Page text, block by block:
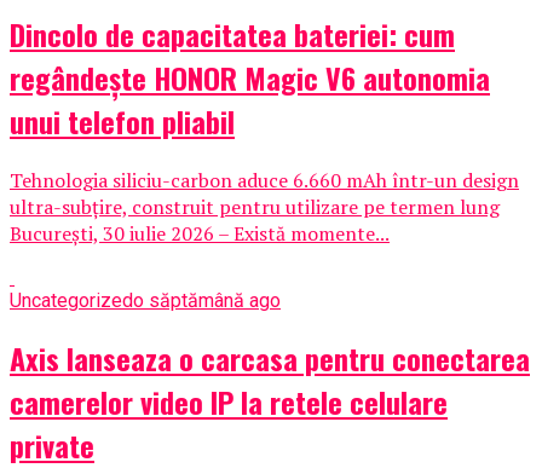
Dincolo de capacitatea bateriei: cum
regândește HONOR Magic V6 autonomia
unui telefon pliabil
Tehnologia siliciu-carbon aduce 6.660 mAh într-un design
ultra-subțire, construit pentru utilizare pe termen lung
București, 30 iulie 2026 – Există momente...
Uncategorizedo săptămână ago
Axis lanseaza o carcasa pentru conectarea
camerelor video IP la retele celulare
private